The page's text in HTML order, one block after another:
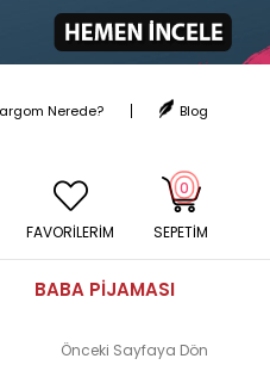
Blog
Nerede?
SEPETIM
0
FAVORİLERİM
BABA PIJAMASI
Önceki Sayfaya Dön